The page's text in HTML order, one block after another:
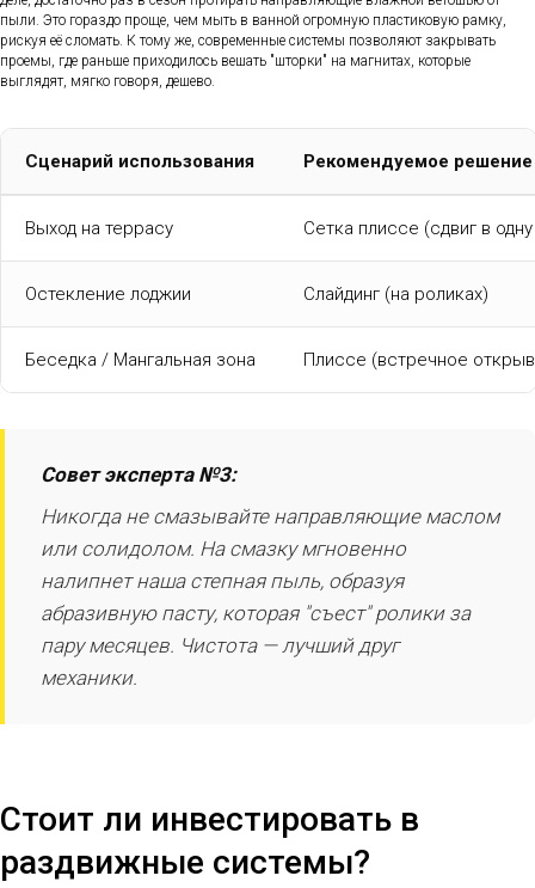
пыли. Это гораздо проще, чем мыть в ванной огромную пластиковую рамку,
рискуя её сломать. К тому же, современные системы позволяют закрывать
проемы, где раньше приходилось вешать "шторки" на магнитах, которые
выглядят, мягко говоря, дешево.
Сценарий использования Рекомендуемое решение
Выход на террасу Сетка плиссе (сдвиг в
Остекление лоджии Слайдинг (на роликах)
Беседка / Мангальная зона Плиссе (встречное
Совет эксперта №3:
Никогда не смазывайте направляющие маслом
или солидолом. На смазку мгновенно
налипнет наша степная пыль, образуя
абразивную пасту, которая "съест" ролики за
пару месяцев. Чистота — лучший друг
механики.
Стоит ли инвестировать в
раздвижные системы?